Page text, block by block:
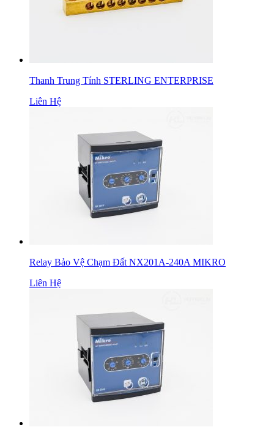
Thanh Trung Tính STERLING ENTERPRISE
Liên Hệ
Relay Bảo Vệ Chạm Đất NX201A-240A MIKRO
Liên Hệ